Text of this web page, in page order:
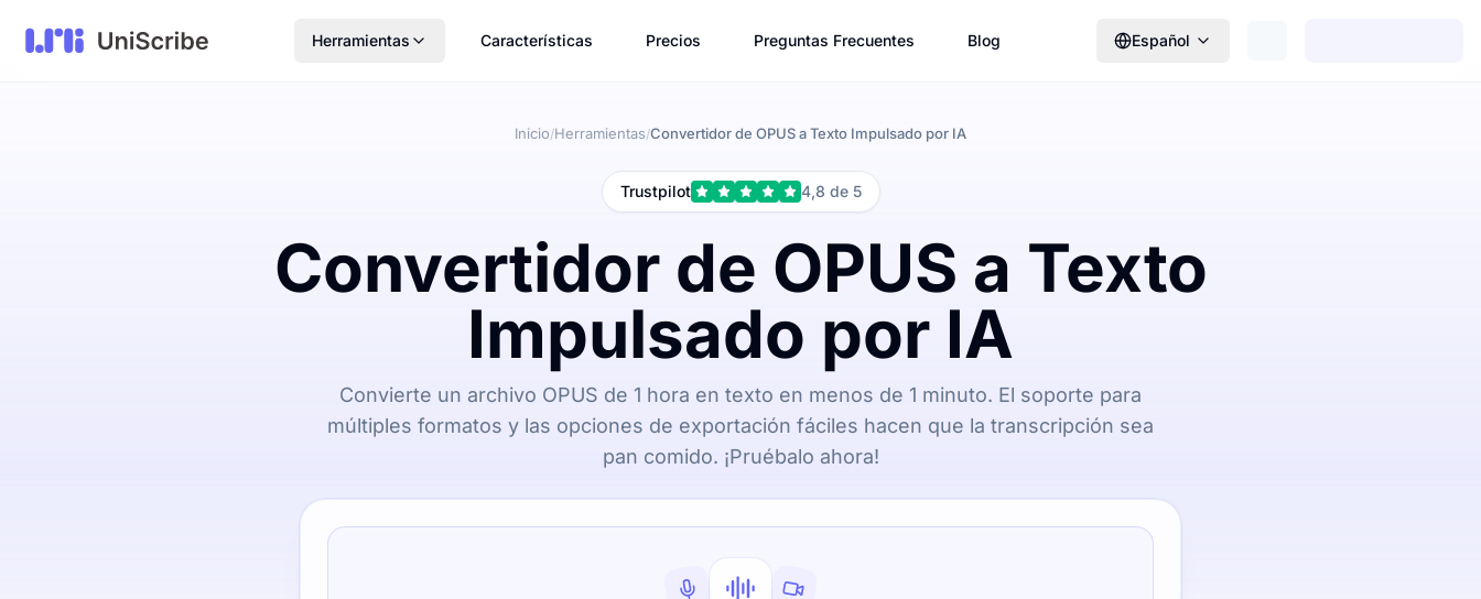
Herramientas Características Precios Preguntas Frecuentes Blog Español
Inicio/Herramientas/Convertidor de OPUS a Texto Impulsado por IA
Trustpilot 4,8 de 5
Convertidor de OPUS a Texto
Impulsado por IA
Convierte un archivo OPUS de 1 hora en texto en menos de 1 minuto. El soporte para
múltiples formatos y las opciones de exportación fáciles hacen que la transcripción sea
pan comido. ¡Pruébalo ahora!